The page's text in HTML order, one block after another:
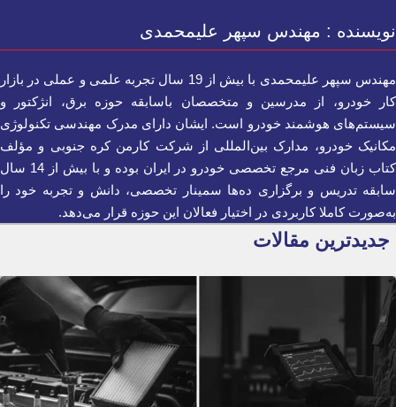
نویسنده : مهندس سپهر علیمحمدی
مهندس سپهر علیمحمدی با بیش از 19 سال تجربه علمی و عملی در بازار
کار خودرو، از مدرسین و متخصصان باسابقه حوزه برق، انژکتور و
سیستم‌های هوشمند خودرو است. ایشان دارای مدرک مهندسی تکنولوژی
مکانیک خودرو، مدارک بین‌المللی از شرکت کارمن کره جنوبی و مؤلف
کتاب زبان فنی مرجع تخصصی خودرو در ایران بوده و با بیش از 14 سال
سابقه تدریس و برگزاری ده‌ها سمینار تخصصی، دانش و تجربه خود را
به‌صورت کاملا کاربردی در اختیار فعالان این حوزه قرار می‌دهد.
جدیدترین مقالات